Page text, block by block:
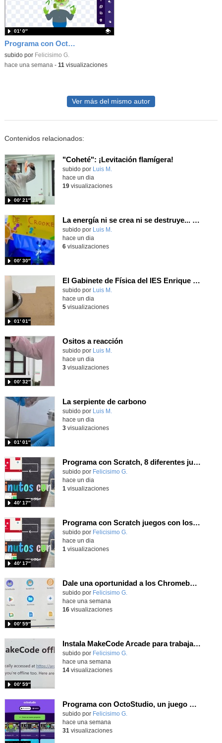
Programa con OctoStudio, un juego homenajeando al House of the dead con Zombies
Contenido educativo.
subido por Felicisimo G.
01′ 0″
-hace una semana - 11 visualizaciones
Ver más del mismo autor
Contenidos relacionados:
"Coheté": ¡Levitación flamígera!
Contenido educativo.
subido por Luis M.
00′ 21″
hace un dia
19visualizaciones
La energía ni se crea ni se destruye... ¡se experimenta! El Tierno en la Feria Madrid es Ciencia 2026
Contenido educativo.
subido por Luis M.
00′ 30″
hace un dia
6visualizaciones
El Gabinete de Física del IES Enrique Tierno Galván de Parla (Curso 25-26)
Contenido educativo.
subido por Luis M.
01′ 01″
hace un dia
5visualizaciones
Ositos a reacción
Contenido educativo.
subido por Luis M.
00′ 32″
hace un dia
3visualizaciones
La serpiente de carbono
Contenido educativo.
subido por Luis M.
01′ 01″
hace un dia
3visualizaciones
Programa con Scratch, 8 diferentes juegos para vivir la emoción de los partidos de España en el mundial 2026
Contenido educativo.
subido por Felicisimo G.
40′ 17″
hace un dia
1 visualizaciones
Programa con Scratch juegos con los partidos del mundial 2026 ganados por España
Contenido educativo.
subido por Felicisimo G.
40′ 17″
hace un dia
1 visualizaciones
Dale una oportunidad a los Chromebooks y utiliza un proyector para realizar talleres si no tienes pantallas táctiles
Contenido educativo.
subido por Felicisimo G.
00′ 59″
hace una semana
16visualizaciones
Instala MakeCode Arcade para trabajar offline en tu tablet, ordenador, Chromebook
Contenido educativo.
subido por Felicisimo G.
00′ 59″
hace una semana
14visualizaciones
Programa con OctoStudio, un juego de disparos contra Zombies con un cargador basado en el House of the dead
Contenido educativo.
subido por Felicisimo G.
hace una semana
31 visualizaciones